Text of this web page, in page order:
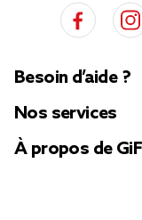
Besoin d’aide ?
Nos services
À propos de